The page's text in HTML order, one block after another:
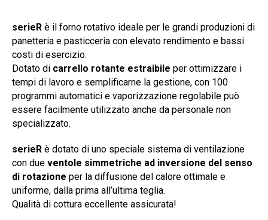
serieR è il forno rotativo ideale per le grandi produzioni di
panetteria e pasticceria con elevato rendimento e bassi
costi di esercizio.
Dotato di carrello rotante estraibile per ottimizzare i
tempi di lavoro e semplificarne la gestione, con 100
programmi automatici e vaporizzazione regolabile può
essere facilmente utilizzato anche da personale non
specializzato.
serieR è dotato di uno speciale sistema di ventilazione
con due ventole simmetriche ad inversione del senso
di rotazione per la diffusione del calore ottimale e
uniforme, dalla prima all’ultima teglia.
Qualità di cottura eccellente assicurata!